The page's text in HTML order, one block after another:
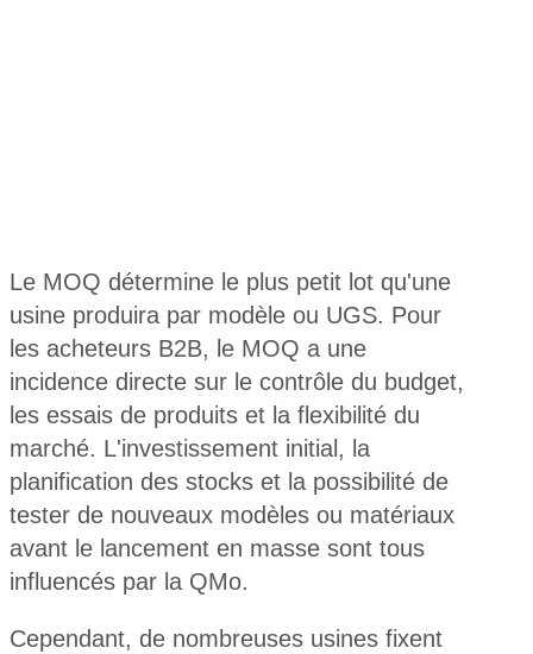
Le MOQ détermine le plus petit lot qu'une
usine produira par modèle ou UGS. Pour
les acheteurs B2B, le MOQ a une
incidence directe sur le contrôle du budget,
les essais de produits et la flexibilité du
marché. L'investissement initial, la
planification des stocks et la possibilité de
tester de nouveaux modèles ou matériaux
avant le lancement en masse sont tous
influencés par la QMo.
Cependant, de nombreuses usines fixent